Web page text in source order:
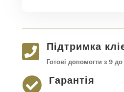
 Підтримка
Готові допомогти з 9
 Гарантія